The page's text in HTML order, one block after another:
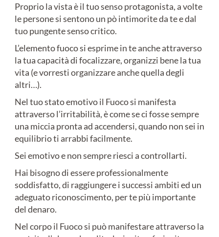
Proprio la vista è il tuo senso protagonista, a volte
le persone si sentono un pò intimorite da te e dal
tuo pungente senso critico.
L’elemento fuoco si esprime in te anche attraverso
la tua capacità di focalizzare, organizzi bene la tua
vita (e vorresti organizzare anche quella degli
altri…).
Nel tuo stato emotivo il Fuoco si manifesta
attraverso l’irritabilità, è come se ci fosse sempre
una miccia pronta ad accendersi, quando non sei in
equilibrio ti arrabbi facilmente.
Sei emotivo e non sempre riesci a controllarti.
Hai bisogno di essere professionalmente
soddisfatto, di raggiungere i successi ambiti ed un
adeguato riconoscimento, per te più importante
del denaro.
Nel corpo il Fuoco si può manifestare attraverso la